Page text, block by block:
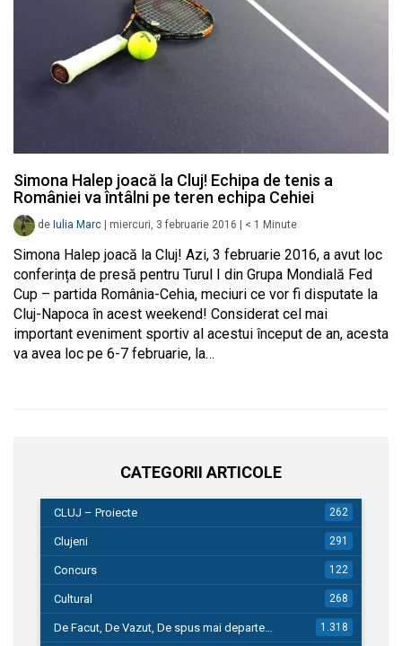
Simona Halep joacă la Cluj! Echipa de tenis a
României va întâlni pe teren echipa Cehiei
de Iulia Marc miercuri, 3 februarie 2016 < 1 Minute
Simona Halep joacă la Cluj! Azi, 3 februarie 2016, a avut loc
conferința de presă pentru Turul I din Grupa Mondială Fed
Cup – partida România-Cehia, meciuri ce vor fi disputate la
Cluj-Napoca în acest weekend! Considerat cel mai
important eveniment sportiv al acestui început de an, acesta
va avea loc pe 6-7 februarie, la…
CATEGORII ARTICOLE
CLUJ – Proiecte 262
Clujeni 291
Concurs 122
Cultural 268
De Facut, De Vazut, De spus mai departe… 1.318